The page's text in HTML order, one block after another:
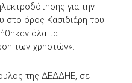
για την
στο όρος Κασιδιάρη του
όλα τα
των χρηστών».
της ΔΕΔΔΗΕ, σε